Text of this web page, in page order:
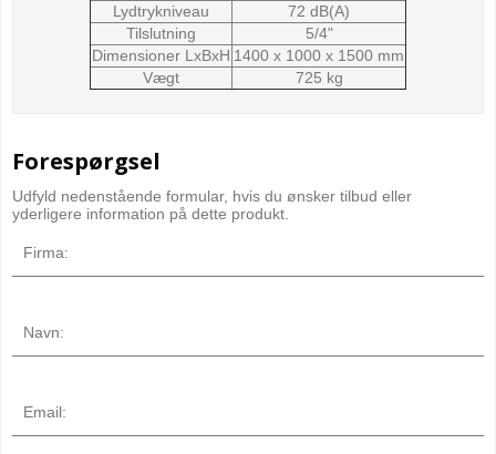
Lydtrykniveau
72 dB(A)
Tilslutning
5/4"
Dimensioner LxBxH 1400 x 1000 x 1500 mm
Vægt
725 kg
Forespørgsel
Udfyld nedenstående formular, hvis du ønsker tilbud eller
yderligere information på dette produkt.